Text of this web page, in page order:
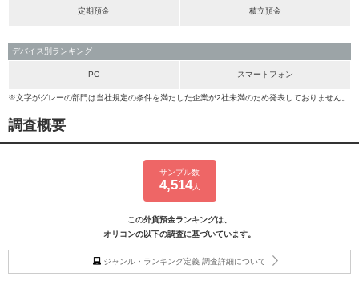
定期預金 積立預金
デバイス別ランキング
PC スマートフォン
※文字がグレーの部門は当社規定の条件を満たした企業が2社未満のため発表しておりません。
調査概要
サンプル数
4,514人
この外貨預金ランキングは、
オリコンの以下の調査に基づいています。
ジャンル・ランキング定義 調査詳細について